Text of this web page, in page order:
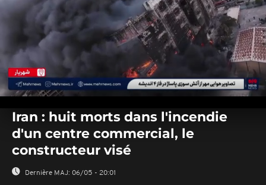
seconds
seconds
Iran : huit morts dans l'incendie
d'un centre commercial, le
constructeur visé
Dernière MAJ: 06/05 - 20:01